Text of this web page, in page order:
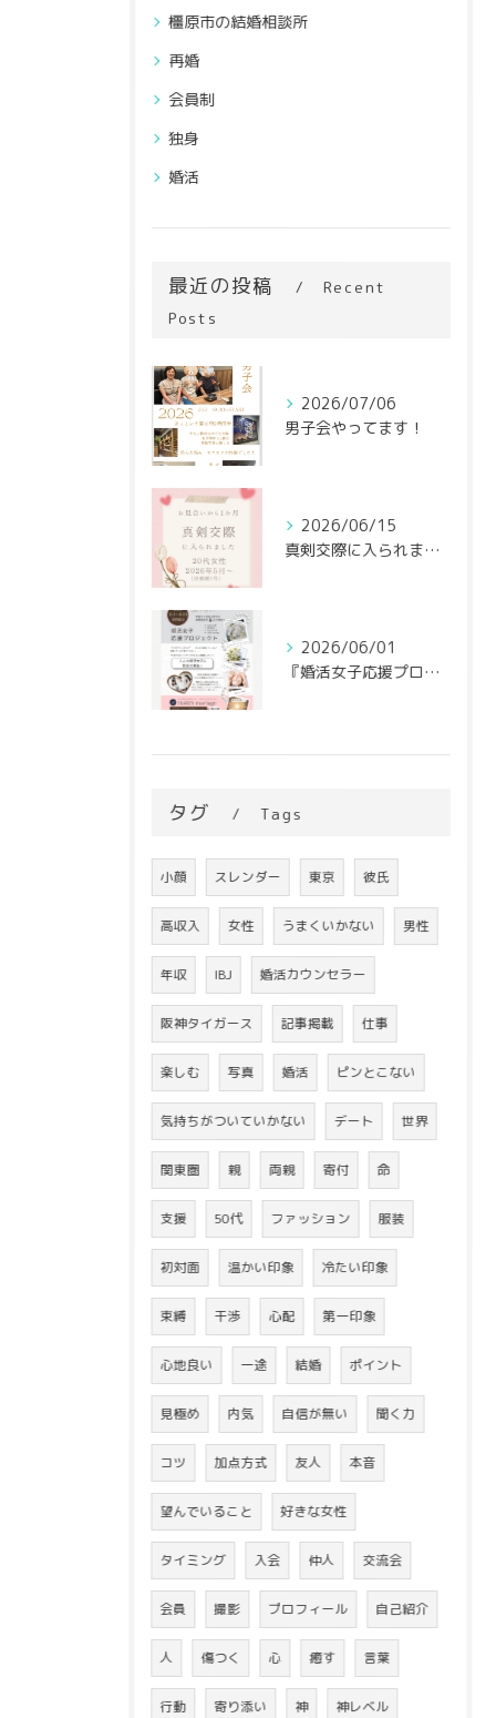
橿原市の結婚相談所
再婚
会員制
独身
婚活
最近の投稿 Recent
Posts
2026/07/06
男子会やってます！
2026/06/15
真剣交際に入られました♡
2026/06/01
『婚活女子応援プロジェクト』6/1～スタート！
タグ Tags
小顔 スレンダー 東京 彼氏
高収入 女性 うまくいかない 男性
年収 IBJ 婚活カウンセラー
阪神タイガース 記事掲載 仕事
楽しむ 写真 婚活 ピンとこない
気持ちがついていかない デート 世界
関東圏 親 両親 寄付 命
支援 50代 ファッション 服装
初対面 温かい印象 冷たい印象
束縛 干渉 心配 第一印象
心地良い 一途 結婚 ポイント
見極め 内気 自信が無い 聞く力
コツ 加点方式 友人 本音
望んでいること 好きな女性
タイミング 入会 仲人 交流会
会員 撮影 プロフィール 自己紹介
人 傷つく 心 癒す 言葉
行動 寄り添い 神 神レベル